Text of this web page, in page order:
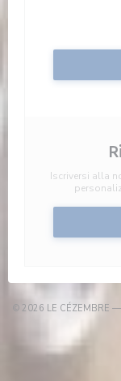
Iscriversi alla
© 2026 LE CÉZEMBRE —